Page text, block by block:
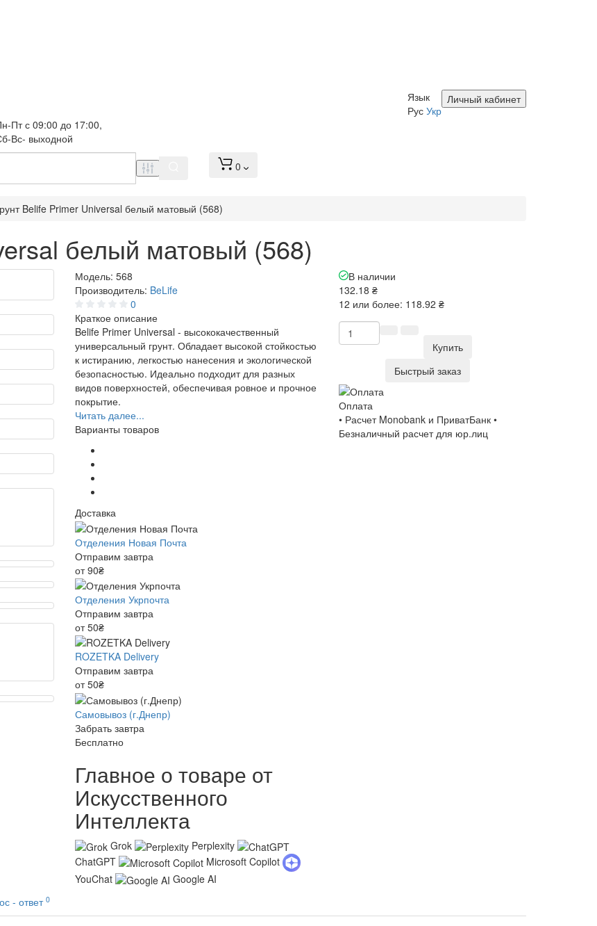
Личный кабинет
Язык
Рус Укр
Пт с 09:00 до 17:00,
Вс- выходной
0
Belife Primer Universal белый матовый (568)
белый матовый (568)
Модель: 568
Производитель: BeLife
0
Краткое описание
Belife Primer Universal - высококачественный
универсальный грунт. Обладает высокой стойкостью
к истиранию, легкостью нанесения и экологической
безопасностью. Идеально подходит для разных
видов поверхностей, обеспечивая ровное и прочное
покрытие.
Читать далее...
Варианты товаров
Доставка
Отделения Новая Почта
Отправим завтра
от 90₴
Отделения Укрпочта
Отправим завтра
от 50₴
ROZETKA Delivery
Отправим завтра
от 50₴
Самовывоз (г.Днепр)
Забрать завтра
Бесплатно
Главное о товаре от
Искусственного
Интеллекта
Grok
Perplexity
ChatGPT
Microsoft Copilot
YouChat
Google AI
В наличии
132.18 ₴
12 или более: 118.92 ₴
Купить
Быстрый заказ
Оплата
• Расчет Monobank и ПриватБанк •
Безналичный расчет для юр.лиц
- ответ0